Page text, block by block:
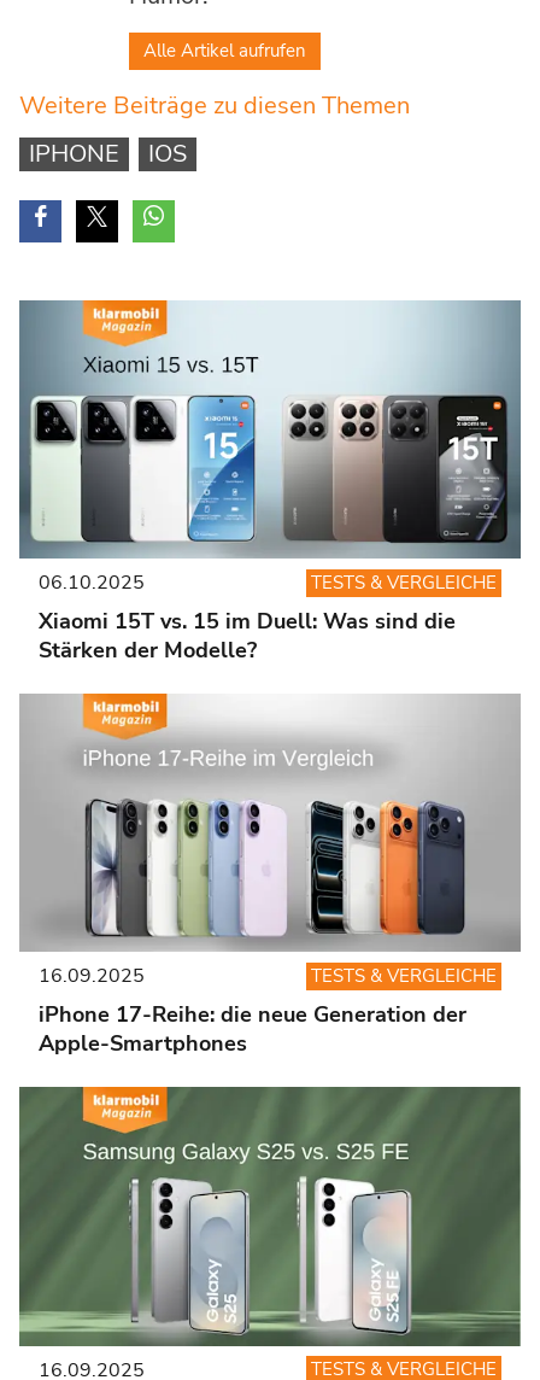
Alle Artikel aufrufen
Weitere Beiträge zu diesen Themen
IPHONE
IOS
Xiaomi 15T vs. 15 im Duell: Was sind die
Stärken der Modelle?
TESTS & VERGLEICHE
06.10.2025
iPhone 17-Reihe: die neue Generation der
Apple-Smartphones
TESTS & VERGLEICHE
16.09.2025
TESTS & VERGLEICHE
16.09.2025